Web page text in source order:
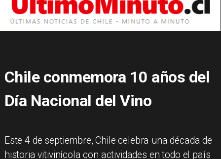
Chile conmemora 10 años del
Día Nacional del Vino
Este 4 de septiembre, Chile celebra una década de
historia vitivinícola con actividades en todo el país